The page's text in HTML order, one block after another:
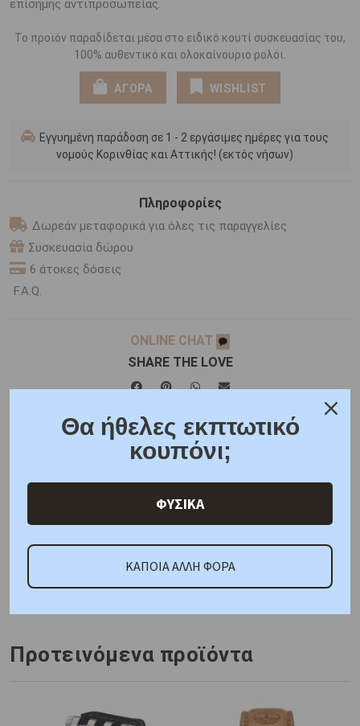
επίσημης αντιπροσωπείας.
Το προϊόν παραδίδεται μέσα στο ειδικό κουτί συσκευασίας του,
100% αυθεντικό και ολοκαίνουριο ρολόι.
ΑΓΟΡΑ WISHLIST
Εγγυημένη παράδοση σε 1 - 2 εργάσιμες ημέρες για τους
νομούς Κορινθίας και Αττικής! (εκτός νήσων)
Πληροφορίες
Δωρεάν μεταφορικά για όλες τις παραγγελίες
Συσκευασία δώρου
6 άτοκες δόσεις
F.A.Q.
ONLINE CHAT
SHARE THE LOVE
Χαρακτηριστικά Χαρακτηριστικά Ρολογιών
Κωδικός Προμηθευτή:
Προτεινόμενα προϊόντα
Θα ήθελες εκπτωτικό
κουπόνι;
ΦΥΣΙΚΑ
ΚΑΠΟΙΑ ΑΛΛΗ ΦΟΡΑ